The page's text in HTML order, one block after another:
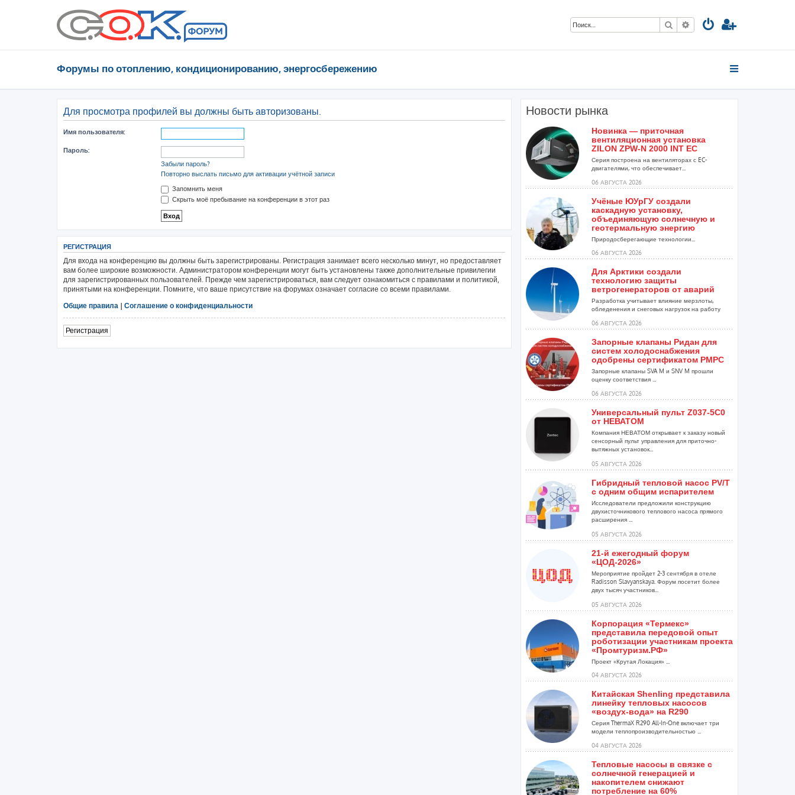
Поиск Расширенный поиск
Форумы по отоплению, кондиционированию, энергосбережению
Для просмотра профилей вы должны быть авторизованы.
Имя пользователя:
Пароль:
Забыли пароль?
Повторно выслать письмо для активации учётной записи
Запомнить меня
Скрыть моё пребывание на конференции в этот раз
РЕГИСТРАЦИЯ
Для входа на конференцию вы должны быть зарегистрированы. Регистрация занимает всего несколько минут, но предоставляет
вам более широкие возможности. Администратором конференции могут быть установлены также дополнительные привилегии
для зарегистрированных пользователей. Прежде чем зарегистрироваться, вам следует ознакомиться с правилами и политикой,
принятыми на конференции. Помните, что ваше присутствие на форумах означает согласие со всеми правилами.
Общие правила | Соглашение о конфиденциальности
Регистрация
Новости рынка
Новинка — приточная
вентиляционная установка
ZILON ZPW-N 2000 INT EC
Серия построена на вентиляторах с EC-
двигателями, что обеспечивает...
06 АВГУСТА 2026
Учёные ЮУрГУ создали
каскадную установку,
объединяющую солнечную и
геотермальную энергию
Природосберегающие технологии...
06 АВГУСТА 2026
Для Арктики создали
технологию защиты
ветрогенераторов от аварий
Разработка учитывает влияние мерзлоты,
обледенения и снеговых нагрузок на работу
06 АВГУСТА 2026
Запорные клапаны Ридан для
систем холодоснабжения
одобрены сертификатом РМРС
Запорные клапаны SVA M и SNV M прошли
оценку соответствия ...
06 АВГУСТА 2026
Универсальный пульт Z037-5C0
от НЕВАТОМ
Компания НЕВАТОМ открывает к заказу новый
сенсорный пульт управления для приточно-
вытяжных установок...
05 АВГУСТА 2026
Гибридный тепловой насос PV/T
с одним общим испарителем
Исследователи предложили конструкцию
двухисточникового теплового насоса прямого
расширения ...
05 АВГУСТА 2026
21-й ежегодный форум
«ЦОД-2026»
Мероприятие пройдет 2-3 сентября в отеле
Radisson Slavyanskaya. Форум посетит более
двух тысяч участников...
05 АВГУСТА 2026
Корпорация «Термекс»
представила передовой опыт
роботизации участникам проекта
«Промтуризм.РФ»
Проект «Крутая Локация» ...
04 АВГУСТА 2026
Китайская Shenling представила
линейку тепловых насосов
«воздух-вода» на R290
Серия ThermaX R290 All-In-One включает три
модели теплопроизводительностью ...
04 АВГУСТА 2026
Тепловые насосы в связке с
солнечной генерацией и
накопителем снижают
потребление на 60%